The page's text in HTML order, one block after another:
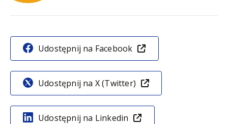
Udostępnij na Facebook
Udostępnij na X (Twitter)
Udostępnij na Linkedin